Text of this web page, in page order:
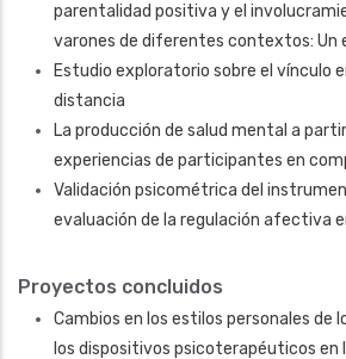
parentalidad positiva y el
varones de diferentes contextos:
Estudio exploratorio sobre el vínculo
distancia
La producción de salud mental a
experiencias de participantes en
Validación psicométrica del
evaluación de la regulación afectiva
Proyectos concluidos
Cambios en los estilos personales de
los dispositivos psicoterapéuticos en